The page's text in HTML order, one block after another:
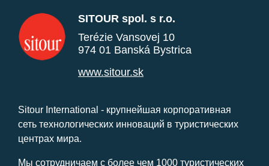
SITOUR spol. s r.o.
Terézie Vansovej 10
974 01 Banská Bystrica
www.sitour.sk
Sitour International - крупнейшая корпоративная
сеть технологических инноваций в туристических
центрах мира.
Мы сотрудничаем с более чем 1000 туристических